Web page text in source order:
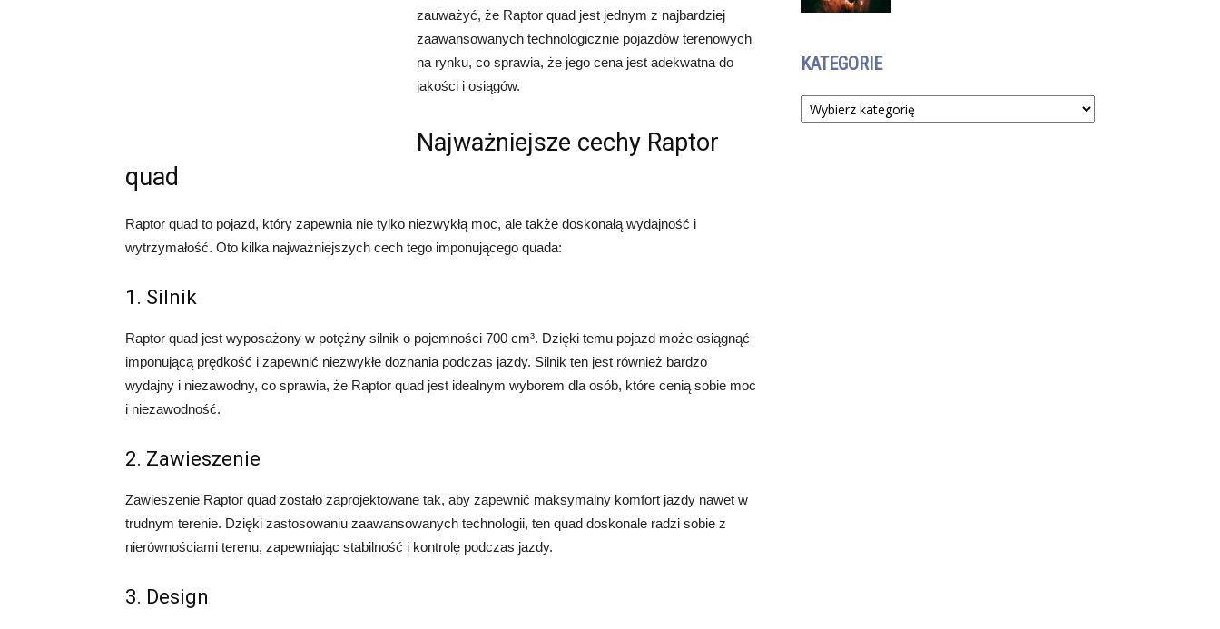
zauważyć, że Raptor quad jest jednym z najbardziej
zaawansowanych technologicznie pojazdów terenowych
na rynku, co sprawia, że jego cena jest adekwatna do
jakości i osiągów.
Najważniejsze cechy Raptor
quad
Raptor quad to pojazd, który zapewnia nie tylko niezwykłą moc, ale także doskonałą wydajność i
wytrzymałość. Oto kilka najważniejszych cech tego imponującego quada:
1. Silnik
Raptor quad jest wyposażony w potężny silnik o pojemności 700 cm³. Dzięki temu pojazd może osiągnąć
imponującą prędkość i zapewnić niezwykłe doznania podczas jazdy. Silnik ten jest również bardzo
wydajny i niezawodny, co sprawia, że Raptor quad jest idealnym wyborem dla osób, które cenią sobie moc
i niezawodność.
2. Zawieszenie
Zawieszenie Raptor quad zostało zaprojektowane tak, aby zapewnić maksymalny komfort jazdy nawet w
trudnym terenie. Dzięki zastosowaniu zaawansowanych technologii, ten quad doskonale radzi sobie z
nierównościami terenu, zapewniając stabilność i kontrolę podczas jazdy.
3. Design
KATEGORIE
Kategorie